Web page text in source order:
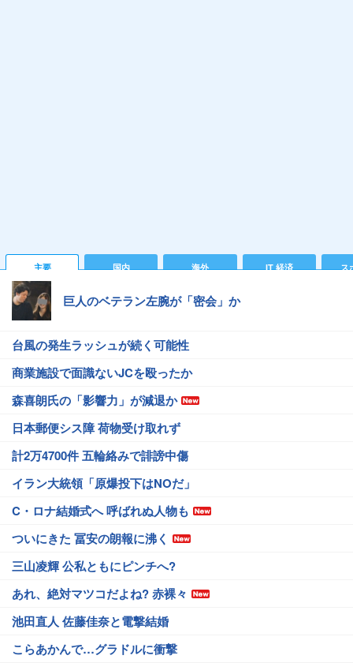
主要 国内 海外 IT 経済 ス
巨人のベテラン左腕が「密会」か
台風の発生ラッシュが続く可能性
商業施設で面識ないJCを殴ったか
森喜朗氏の「影響力」が減退か
日本郵便シス障 荷物受け取れず
計2万4700件 五輪絡みで誹謗中傷
イラン大統領「原爆投下はNOだ」
C・ロナ結婚式へ 呼ばれぬ人物も
ついにきた 冨安の朗報に沸く
三山凌輝 公私ともにピンチへ?
あれ、絶対マツコだよね? 赤裸々
池田直人 佐藤佳奈と電撃結婚
こらあかんで…グラドルに衝撃